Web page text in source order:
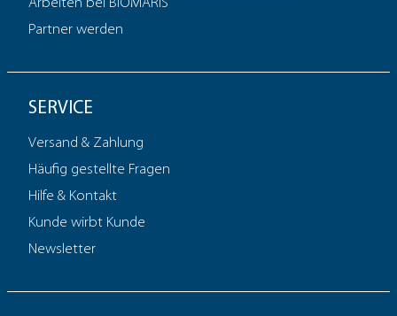
Arbeiten bei BIOMARIS
Partner werden
SERVICE
Versand & Zahlung
Häufig gestellte Fragen
Hilfe & Kontakt
Kunde wirbt Kunde
Newsletter